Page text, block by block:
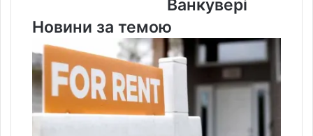
Ванкувері
Новини за темою